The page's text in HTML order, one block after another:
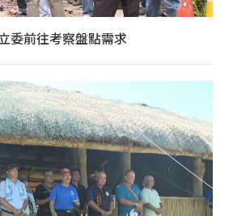
委前往考察盤點需求